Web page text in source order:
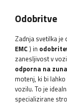
Odobritve
Zadnja svetilka
EMC ) in
zanesljivost v
odporna na
motenj, ki bi
vozilu. To je
specializirane